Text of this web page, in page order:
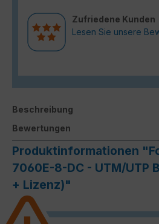
Zufriedene Kunden
Lesen Sie unsere
Beschreibung
Bewertungen
Produktinformationen
7060E-8-DC - UTM/UTP
+ Lizenz)"